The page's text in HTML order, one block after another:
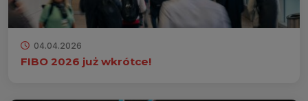
04.04.2026
FIBO 2026 już wkrótce!